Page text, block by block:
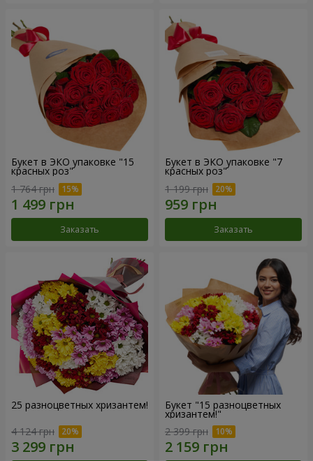
Букет в ЭКО упаковке "15
красных роз"
1 764 грн
Заказать
Букет в ЭКО упаковке "7
красных роз"
1 199 грн
Заказать
25 разноцветных хризантем!
4 124 грн
Букет "15 разноцветных
хризантем!"
2 399 грн